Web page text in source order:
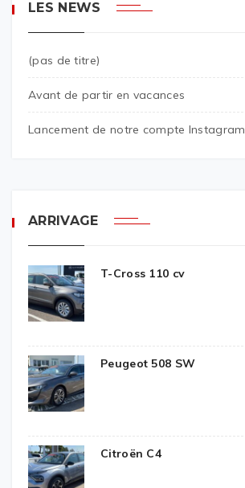
LES NEWS
(pas de titre)
Avant de partir en vacances
Lancement de notre compte Instagram
ARRIVAGE
T-Cross 110 cv
Peugeot 508 SW
Citroën C4